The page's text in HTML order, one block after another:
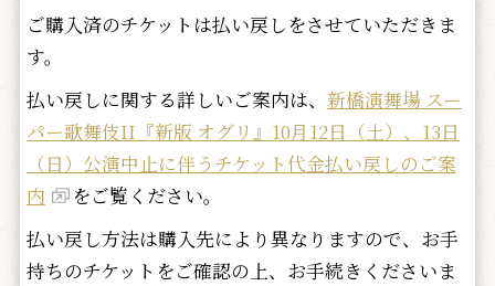
ご購入済のチケットは払い戻しをさせていただきま
す。
払い戻しに関する詳しいご案内は、 新橋演舞場 スー
パー歌舞伎II『新版 オグリ』10月12日（土）、13日
（日）公演中止に伴うチケット代金払い戻しのご案
内
をご覧ください。
払い戻し方法は購入先により異なりますので、お手
持ちのチケットをご確認の上、お手続きくださいま